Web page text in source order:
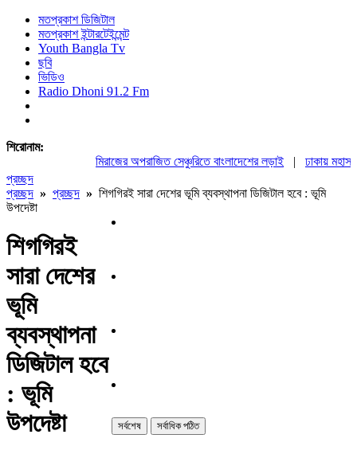
মতপ্রকাশ ডিজিটাল
মতপ্রকাশ ইন্টারটেইন্মেন্ট
Youth Bangla Tv
ছবি
ভিডিও
Radio Dhoni 91.2 Fm
শিরোনাম:
মিরাজের অপরাজিত সেঞ্চুরিতে বাংলাদেশের লড়াই|
ঢাকায়
প্রচ্ছদ
প্রচ্ছদ » প্রচ্ছদ » শিগগিরই সারা দেশের ভূমি ব্যবস্থাপনা ডিজিটাল হবে : ভূমি
উপদেষ্টা
শিগগিরই
সারা দেশের
ভূমি
ব্যবস্থাপনা
ডিজিটাল হবে
: ভূমি
উপদেষ্টা
সর্বশেষ সর্বাধিক পঠিত